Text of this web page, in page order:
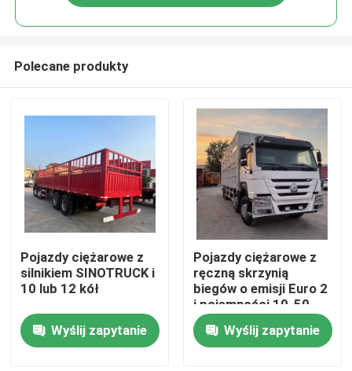
Polecane produkty
Pojazdy ciężarowe z
silnikiem SINOTRUCK i
10 lub 12 kół
Wyślij zapytanie
Pojazdy ciężarowe z
ręczną skrzynią
biegów o emisji Euro 2
i pojemności 10-50
ton
Wyślij zapytanie